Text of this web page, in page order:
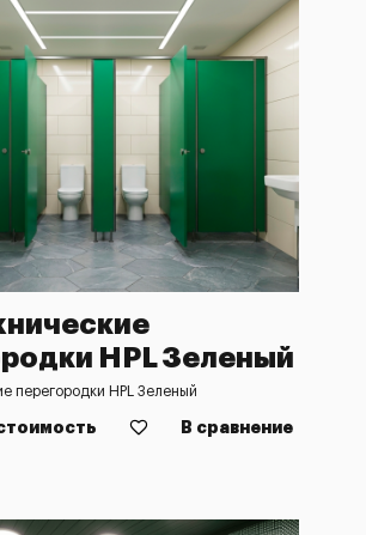
HPL Зеленый
перегородки HPL Зеленый
В сравнение